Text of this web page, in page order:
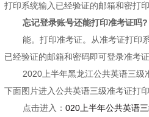
打印系统输入已经验证的邮箱和密打印
忘记登录账号还能打印准考证吗?
能。打印准考证。从准考证打印
已经验证的邮箱和密码即可登录准考
2020上半年黑龙江公共英语三级
下面图片进入公共英语三级准考证打
点击进入： 020上半年公共英语